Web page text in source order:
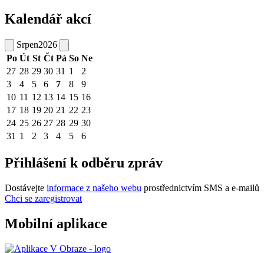
Kalendář akcí
Srpen2026
Po Út St Čt Pá So Ne
27 28 29 30 31 1
2
3
4 5 6 7 8
9
10 11 12 13 14 15 16
17 18 19 20 21 22 23
24 25 26 27 28 29 30
31 1 2 3 4 5 6
Přihlášení k odběru zpráv
Dostávejte informace z našeho webu prostřednictvím SMS a e-mailů
Chci se zaregistrovat
Mobilní aplikace